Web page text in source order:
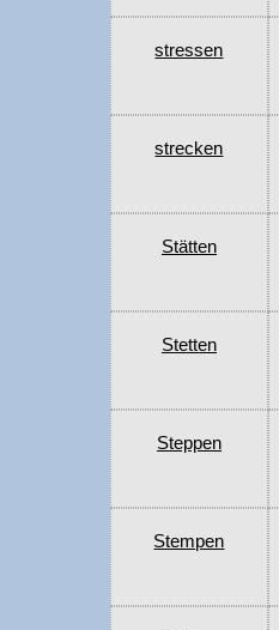
stressen
strecken
Stätten
Stetten
Steppen
Stempen